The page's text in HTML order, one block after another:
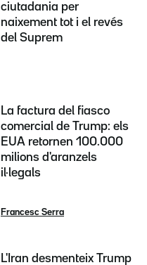
ciutadania per
naixement tot i el revés
del Suprem
La factura del fiasco
comercial de Trump: els
EUA retornen 100.000
milions d'aranzels
il·legals
Francesc Serra
L'Iran desmenteix Trump